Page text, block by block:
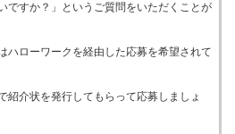
ですか？」というご質問をいただくことが
ハローワークを経由した応募を希望されて
紹介状を発行してもらって応募しましょ